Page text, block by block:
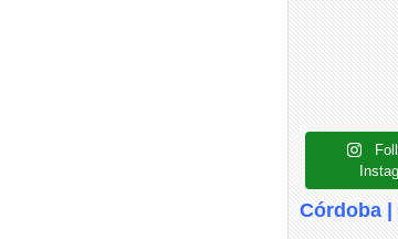
Córdoba |